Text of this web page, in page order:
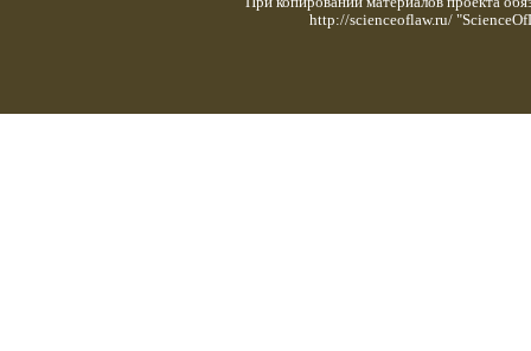
http://scienceoflaw.ru/